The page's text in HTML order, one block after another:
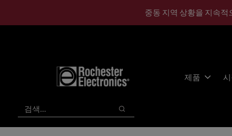
중동 지역 상황을 지속
제품
검색
검색